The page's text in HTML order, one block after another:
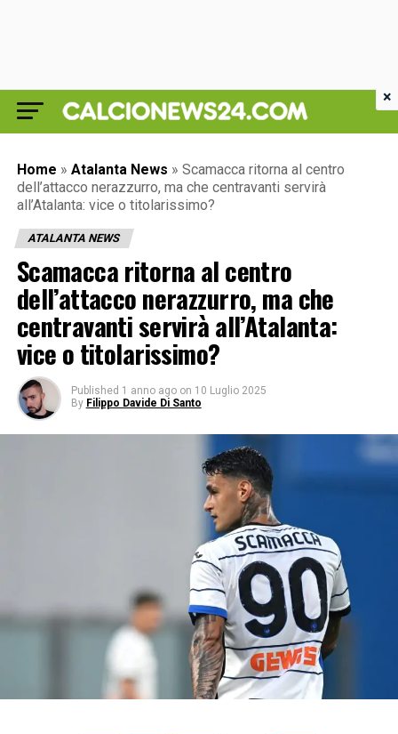
Home » Atalanta News » Scamacca ritorna al centro
dell’attacco nerazzurro, ma che centravanti servirà
all’Atalanta: vice o titolarissimo?
ATALANTA NEWS
Scamacca ritorna al centro
dell’attacco nerazzurro, ma che
centravanti servirà all’Atalanta:
vice o titolarissimo?
Published 1 anno ago on 10 Luglio 2025
By Filippo Davide Di Santo
×